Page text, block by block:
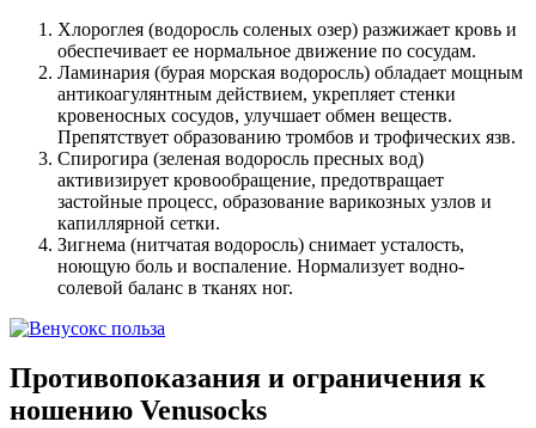
Хлороглея (водоросль соленых озер) разжижает кровь и
обеспечивает ее нормальное движение по сосудам.
Ламинария (бурая морская водоросль) обладает мощным
антикоагулянтным действием, укрепляет стенки
кровеносных сосудов, улучшает обмен веществ.
Препятствует образованию тромбов и трофических язв.
Спирогира (зеленая водоросль пресных вод)
активизирует кровообращение, предотвращает
застойные процесс, образование варикозных узлов и
капиллярной сетки.
Зигнема (нитчатая водоросль) снимает усталость,
ноющую боль и воспаление. Нормализует водно-
солевой баланс в тканях ног.
Противопоказания и ограничения к
ношению Venusocks